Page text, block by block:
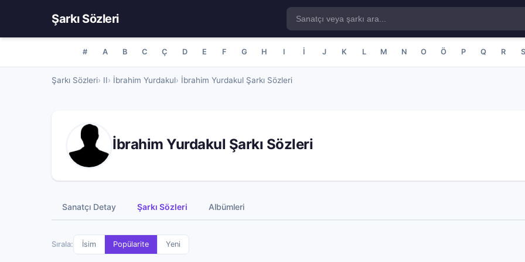
Şarkı Sözleri
# A B C Ç D E F G H I İ J K L M N O Ö P Q R S
Şarkı Sözleri II İbrahim Yurdakul İbrahim Yurdakul Şarkı Sözleri
İbrahim Yurdakul Şarkı Sözleri
Sanatçı Detay Şarkı Sözleri Albümleri
Sırala: İsim Popülarite Yeni